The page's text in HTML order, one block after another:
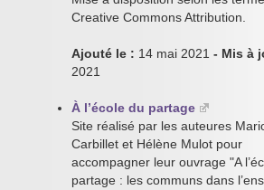
Creative Commons Attribution.
Ajouté le : 14 mai 2021 - Mis à
2021
À l’école du partage
Site réalisé par les auteures
Carbillet et Hélène Mulot pour
accompagner leur ouvrage "A
partage : les communs dans